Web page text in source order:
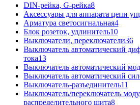
DIN-рейка, G-рейка8
Аксессуары для аппарата цепи
Арматура светосигнальная4
Блок розеток, удлинитель10
Выключатели, переключатели36
Выключатель автоматический
тока13
Выключатель автоматический
Выключатель автоматический
Выключатель-разъединитель11
Выключатель/переключатель
распределительного щита8